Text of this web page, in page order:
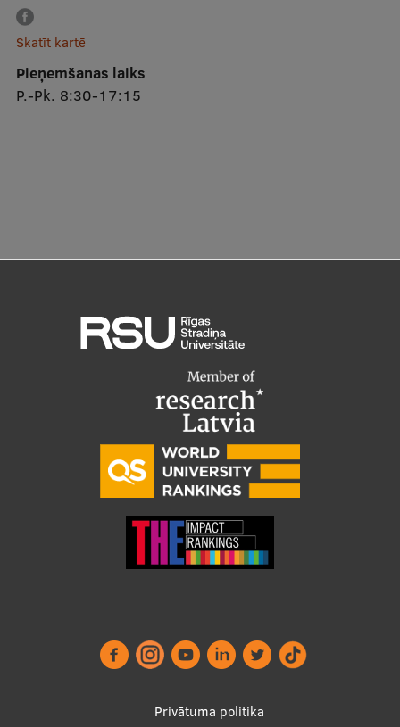
Skatīt kartē
Pieņemšanas laiks
P.-Pk. 8:30-17:15
Privātuma politika